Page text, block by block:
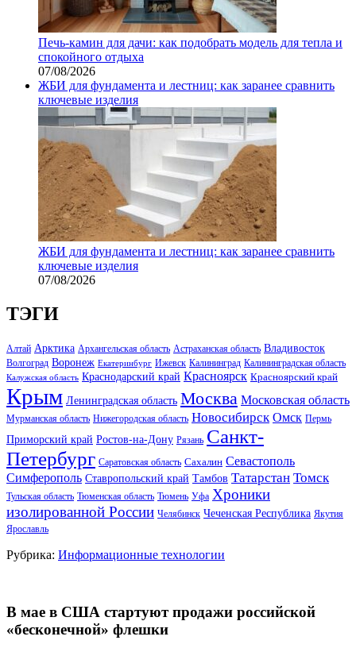
Печь-камин для дачи: как подобрать модель для тепла и
спокойного отдыха
07/08/2026
ЖБИ для фундамента и лестниц: как заранее сравнить
ключевые изделия
ЖБИ для фундамента и лестниц: как заранее сравнить
ключевые изделия
07/08/2026
ТЭГИ
Алтай Арктика Архангельская область Астраханская область Владивосток
Волгоград Воронеж Екатеринбург Ижевск Калининград Калининградская область
Калужская область Краснодарский край Красноярск Красноярский край
Крым Ленинградская область Москва Московская область
Мурманская область Нижегородская область Новосибирск Омск Пермь
Приморский край Ростов-на-Дону Рязань Санкт-
Петербург Саратовская область Сахалин Севастополь
Симферополь Ставропольский край Тамбов Татарстан Томск
Тульская область Тюменская область Тюмень Уфа Хроники
изолированной России Челябинск Чеченская Республика Якутия
Ярославль
Рубрика: Информационные технологии
В мае в США стартуют продажи российской
«бесконечной» флешки